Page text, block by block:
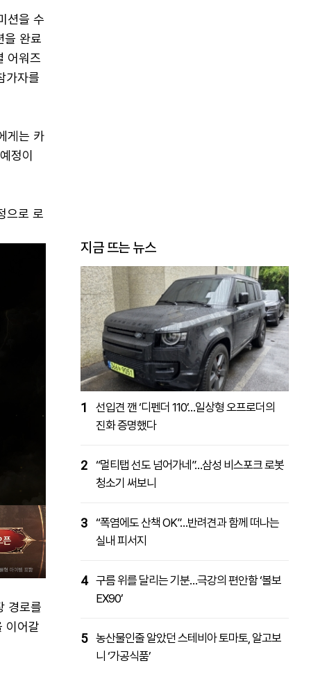
션을 수
을 완료
어워즈
가자를
게는 카
정이
으로 로
경로를
이어갈
지금 뜨는 뉴스
1
선입견 깬 ‘디펜더 110’…일상형 오프로더의
진화 증명했다
2 “멀티탭 선도 넘어가네”…삼성 비스포크 로봇
청소기 써보니
3 “폭염에도 산책 OK”…반려견과 함께 떠나는
실내 피서지
4 구름 위를 달리는 기분…극강의 편안함 ‘볼보
EX90’
5 농산물인줄 알았던 스테비아 토마토, 알고보
니 ‘가공식품’